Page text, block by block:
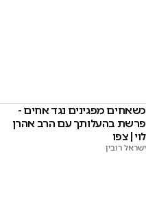
כשאחים מפגינים נגד אחים -
פרשת בהעלותך עם הרב אהרן
לוי | צפו
ישראל רובין